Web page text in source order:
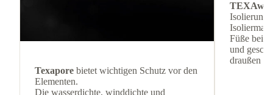
Texapore bietet wichtigen Schutz vor den
Elementen.
Die wasserdichte, winddichte und
Isolierung
Füße bei
und
draußen